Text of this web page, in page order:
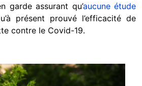
garde assurant qu’aucune étude
présent prouvé l’efficacité de
contre le Covid-19.